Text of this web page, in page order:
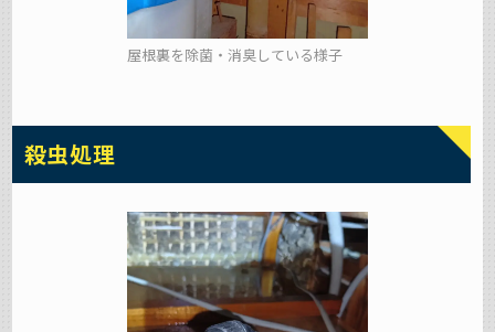
屋根裏を除菌・消臭している様子
殺虫処理